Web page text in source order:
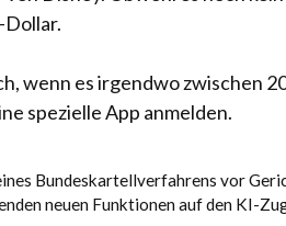
Dollar.
wenn es irgendwo zwischen
spezielle App anmelden.
Bundeskartellverfahrens vor
neuen Funktionen auf den KI-